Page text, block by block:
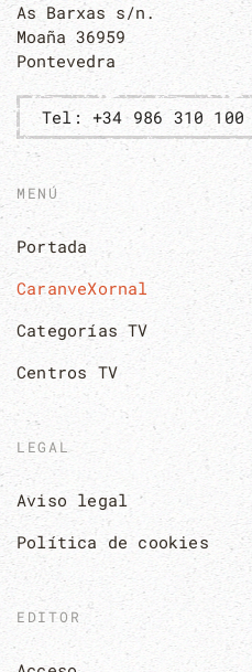
As Barxas s/n.
Moaña 36959
Pontevedra
Tel: +34 986 310 100
MENÚ
Portada
CaranveXornal
Categorías TV
Centros TV
LEGAL
Aviso legal
Política de cookies
EDITOR